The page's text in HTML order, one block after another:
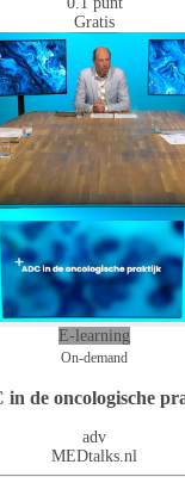
Gratis
E-learning
On-demand
in de oncologische
adv
MEDtalks.nl